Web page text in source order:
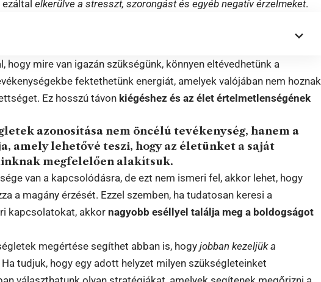
ezáltalelkerülve a stresszt, szorongást és egyéb negatív érzelmeket.
hogy mire van igazán szükségünk, könnyen eltévedhetünk a
fektethetünk energiát, amelyek valójában nem hoznak
Ez hosszú távon kiégéshez és az élet értelmetlenségének
azonosítása nem öncélú tevékenység, hanem a
amely lehetővé teszi, hogy az életünket a saját
megfelelően alakítsuk.
van a kapcsolódásra, de ezt nem ismeri fel, akkor lehet, hogy
a magány érzését. Ezzel szemben, ha tudatosan keresi a
kapcsolatokat, akkornagyobb eséllyel találja meg a boldogságot
megértése segíthet abban is, hogyjobban kezeljük a
Ha tudjuk, hogy egy adott helyzet milyen szükségleteinket